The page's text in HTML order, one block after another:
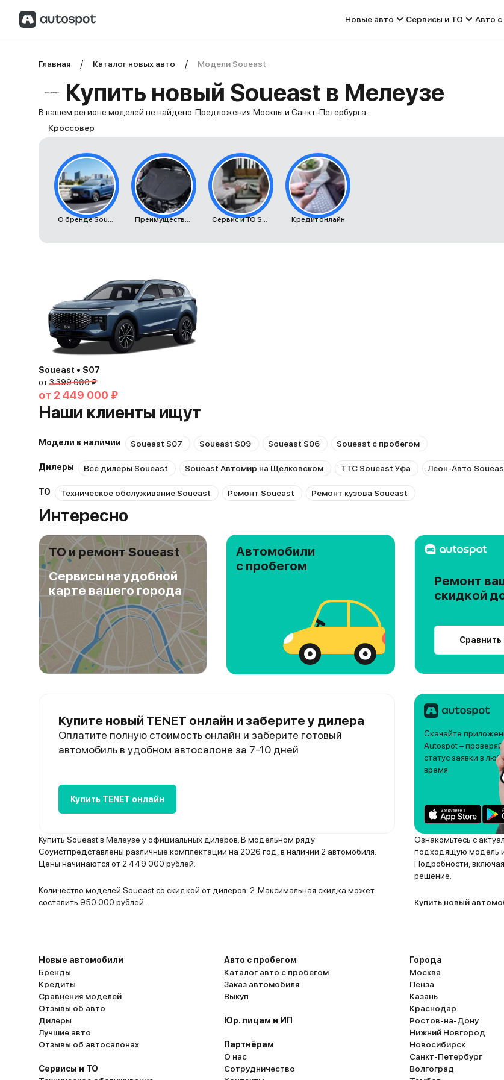
Новые авто Сервисы и ТО Авто
Главная Каталог новых авто Модели Soueast
Купить новый Soueast в Мелеузе
В вашем регионе моделей не найдено. Предложения Москвы и Санкт-Петербурга.
Кроссовер
О бренде Soueast Преимущества автомобилей Soueast Сервис и ТО Soueast Кредит онлайн
Soueast • S07
от3 399 000 ₽
от 2 449 000 ₽
Наши клиенты ищут
Модели в наличии Soueast S07 Soueast S09 Soueast S06 Soueast с пробегом
Дилеры Все дилеры Soueast Soueast Автомир на Щелковском ТТС Soueast Уфа Леон-Авто
ТО Техническое обслуживание Soueast Ремонт Soueast Ремонт кузова Soueast
Интересно
ТО и ремонт Soueast
Сервисы на удобной
карте вашего города
Автомобили
с пробегом
Ремонт
скидкой
Купите новый TENET онлайн и заберите у дилера
Оплатите полную стоимость онлайн и заберите готовый
автомобиль в удобном автосалоне за 7-10 дней
Купить TENET онлайн
Скачайте
Autospot –
статус заявки в
время
Купить Soueast в Мелеузе у официальных дилеров. В модельном ряду
Соуистпредставлены различные комплектации на 2026 год, в наличии 2 автомобиля.
Цены начинаются от 2 449 000 рублей.
Количество моделей Soueast со скидкой от дилеров: 2. Максимальная скидка может
составить 950 000 рублей.
Ознакомьтесь с
подходящую модель и
Подробности,
решение.
Купить новый
Новые автомобили
Бренды
Кредиты
Сравнения моделей
Отзывы об авто
Дилеры
Лучшие авто
Отзывы об автосалонах
Сервисы и ТО
Авто с пробегом
Каталог авто с пробегом
Заказ автомобиля
Выкуп
Юр. лицам и ИП
Партнёрам
О нас
Сотрудничество
Города
Москва
Пенза
Казань
Краснодар
Ростов-на-Дону
Нижний Новгород
Новосибирск
Санкт-Петербург
Волгоград